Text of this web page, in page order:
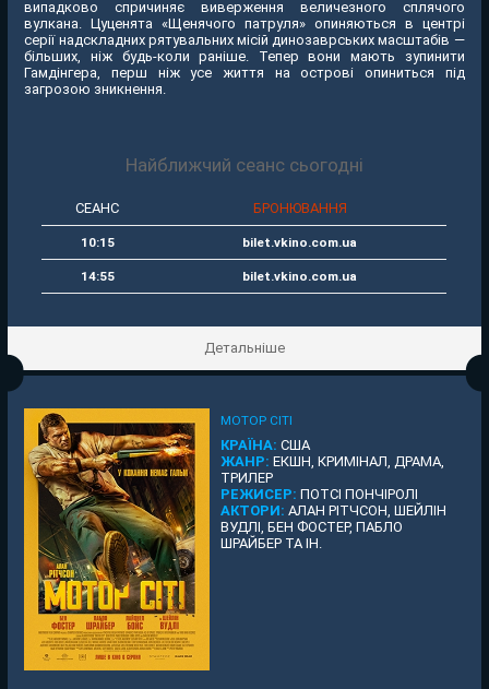
випадково спричиняє виверження величезного сплячого
вулкана. Цуценята «Щенячого патруля» опиняються в центрі
серії надскладних рятувальних місій динозаврських масштабів —
більших, ніж будь-коли раніше. Тепер вони мають зупинити
Гамдінгера, перш ніж усе життя на острові опиниться під
загрозою зникнення.
Найближчий сеанс сьогодні
СЕАНС БРОНЮВАННЯ
10:15 bilet.vkino.com.ua
14:55 bilet.vkino.com.ua
Детальніше
МОТОР СІТІ
КРАЇНА: США
ЖАНР: ЕКШН, КРИМІНАЛ, ДРАМА,
ТРИЛЕР
РЕЖИСЕР: ПОТСІ ПОНЧІРОЛІ
АКТОРИ: АЛАН РІТЧСОН, ШЕЙЛІН
ВУДЛІ, БЕН ФОСТЕР, ПАБЛО
ШРАЙБЕР ТА ІН.